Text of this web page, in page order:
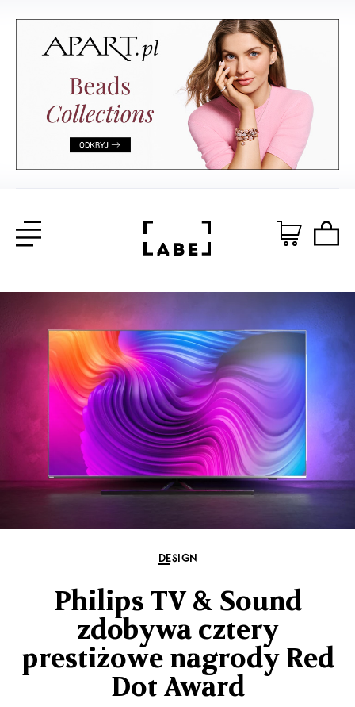
DESIGN
Philips TV & Sound
zdobywa cztery
prestiżowe nagrody Red
Dot Award